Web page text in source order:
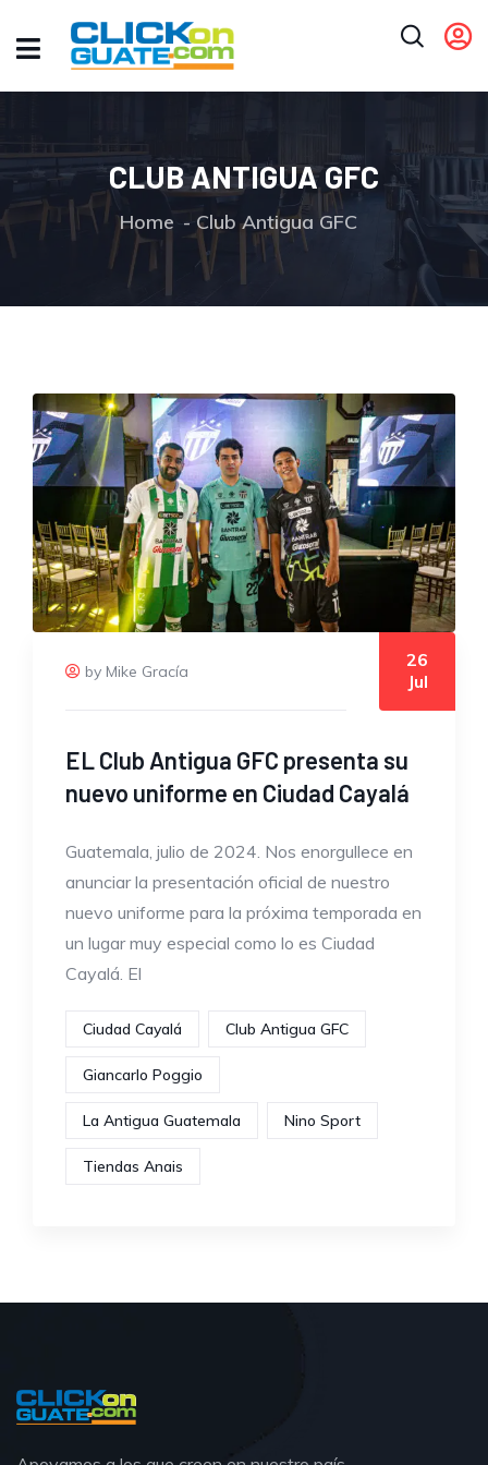
CLUB ANTIGUA GFC
Home Club Antigua GFC
by Mike Gracía
26
Jul
EL Club Antigua GFC presenta su
nuevo uniforme en Ciudad Cayalá
Guatemala, julio de 2024. Nos enorgullece en
anunciar la presentación oficial de nuestro
nuevo uniforme para la próxima temporada en
un lugar muy especial como lo es Ciudad
Cayalá. El
Ciudad Cayalá Club Antigua GFC
Giancarlo Poggio
La Antigua Guatemala Nino Sport
Tiendas Anais